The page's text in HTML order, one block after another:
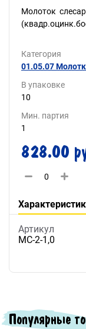
Молоток
Категория
01.05.07
В упаковке
10
Мин. партия
1
828.00
Артикул
МС-2-1,0
Популярные